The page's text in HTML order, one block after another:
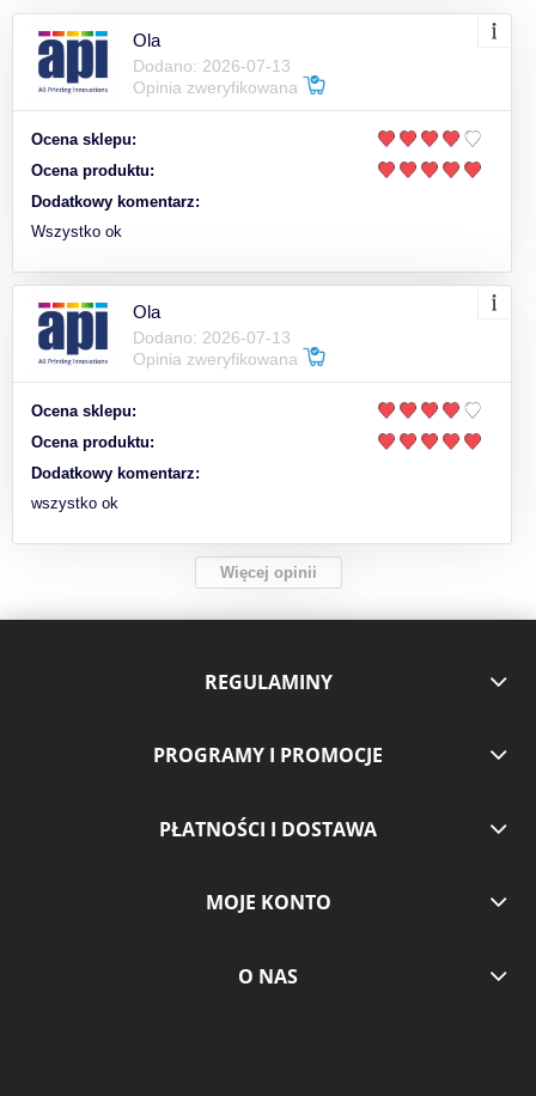
Ola
Dodano: 2026-07-13
Opinia zweryfikowana
Ocena sklepu:
Ocena produktu:
Dodatkowy komentarz:
Wszystko ok
Ola
Dodano: 2026-07-13
Opinia zweryfikowana
Ocena sklepu:
Ocena produktu:
Dodatkowy komentarz:
wszystko ok
Więcej opinii
REGULAMINY
PROGRAMY I PROMOCJE
PŁATNOŚCI I DOSTAWA
MOJE KONTO
O NAS